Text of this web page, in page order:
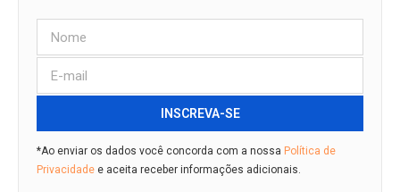
INSCREVA-SE
*Ao enviar os dados você concorda com a nossa Política de
Privacidade e aceita receber informações adicionais.